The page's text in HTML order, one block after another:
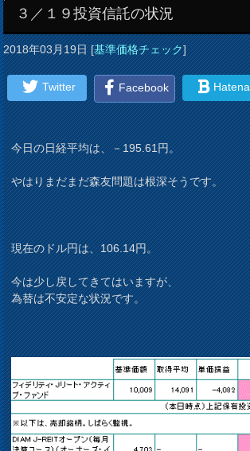
３／１９投資信託の状況
2018年03月19日[基準価格チェック]
Twitter Facebook Hatena
今日の日経平均は、－195.61円。
やはりまだまだ森友問題は根深そうです。
現在のドル円は、106.14円。
今は少し戻してきてはいますが、
為替は不安定な状況です。